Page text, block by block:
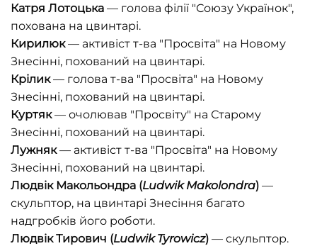
Катря Лотоцька — голова філії "Союзу Українок",
похована на цвинтарі.
Кирилюк— активіст т-ва "Просвіта" на Новому
Знесінні, похований на цвинтарі.
Крілик— голова т-ва "Просвіта" на Новому
Знесінні, похований на цвинтарі.
Куртяк— очолював "Просвіту" на Старому
Знесінні, похований на цвинтарі.
Лужняк— активіст т-ва "Просвіта" на Новому
Знесінні, похований на цвинтарі.
Людвік Макольондра (Ludwik Makolondra) —
скульптор, на цвинтарі Знесіння багато
надгробків його роботи.
Людвік Тирович (Ludwik Tyrowicz) — скульптор.